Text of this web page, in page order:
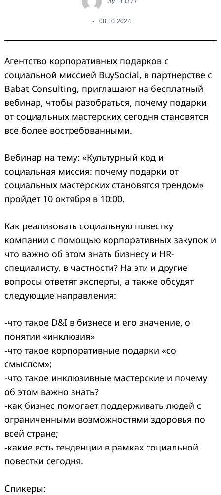
08.10.2024
Агентство корпоративных подарков с
социальной миссией BuySocial, в партнерстве с
Babat Consulting, приглашают на бесплатный
вебинар, чтобы разобраться, почему подарки
от социальных мастерских сегодня становятся
все более востребованными.
Вебинар на тему: «Культурный код и
социальная миссия: почему подарки от
социальных мастерских становятся трендом»
пройдет 10 октября в 10:00.
Как реализовать социальную повестку
компании с помощью корпоративных закупок и
что важно об этом знать бизнесу и HR-
специалисту, в частности? На эти и другие
вопросы ответят эксперты, а также обсудят
следующие направления:
-что такое D&I в бизнесе и его значение, о
понятии «инклюзия»
-что такое корпоративные подарки «со
смыслом»;
-что такое инклюзивные мастерские и почему
об этом важно знать?
-как бизнес помогает поддерживать людей с
ограниченными возможностями здоровья по
всей стране;
-какие есть тенденции в рамках социальной
повестки сегодня.
Спикеры: